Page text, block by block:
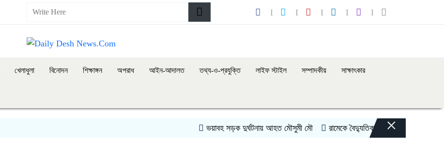
খেলাধুলা বিনোদন শিক্ষাঙ্গন অপরাধ আইন-আদালত তথ্য-ও-প্রযুক্তি লাইফ স্টাইল সম্পাদকীয় সাক্ষাৎকার
ভয়াবহ সড়ক দুর্ঘটনায় আহত মৌসুমী মৌ রামেকে বৈদ্যুতিক তার সরানোর অভিযোগ,
×